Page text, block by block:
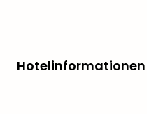
Hotelinformationen